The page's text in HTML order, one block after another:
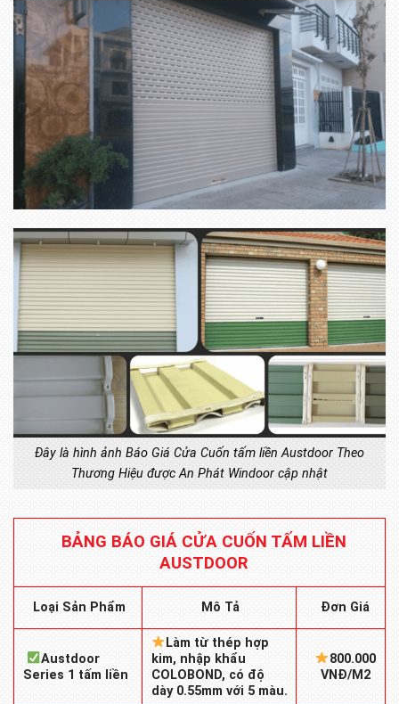
Đây là hình ảnh Báo Giá Cửa Cuốn tấm liền Austdoor Theo
Thương Hiệu được An Phát Windoor cập nhật
BẢNG BÁO GIÁ CỬA CUỐN TẤM LIỀN
AUSTDOOR
Loại Sản Phẩm Mô Tả Đơn Giá
Austdoor
Series 1 tấm liền
Làm từ thép hợp
kim, nhập khẩu
COLOBOND, có độ
dày 0.55mm với 5 màu.
800.000
VNĐ/M2